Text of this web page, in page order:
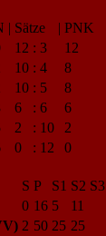
| Sätze | PNK
12 : 3
12
10 : 4
8
10 : 5
8
6 : 6
6
2 : 10
2
0 : 12 0
S P S1 S2 S3
0 16 5
11
2 50 25 25